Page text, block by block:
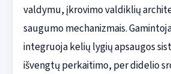
valdymu, įkrovimo valdiklių
saugumo mechanizmais.
integruoja kelių lygių apsaugos
išvengtų perkaitimo, per didelio